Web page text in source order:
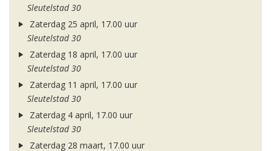
Sleutelstad 30
Zaterdag 25 april, 17.00 uur
Sleutelstad 30
Zaterdag 18 april, 17.00 uur
Sleutelstad 30
Zaterdag 11 april, 17.00 uur
Sleutelstad 30
Zaterdag 4 april, 17.00 uur
Sleutelstad 30
Zaterdag 28 maart, 17.00 uur